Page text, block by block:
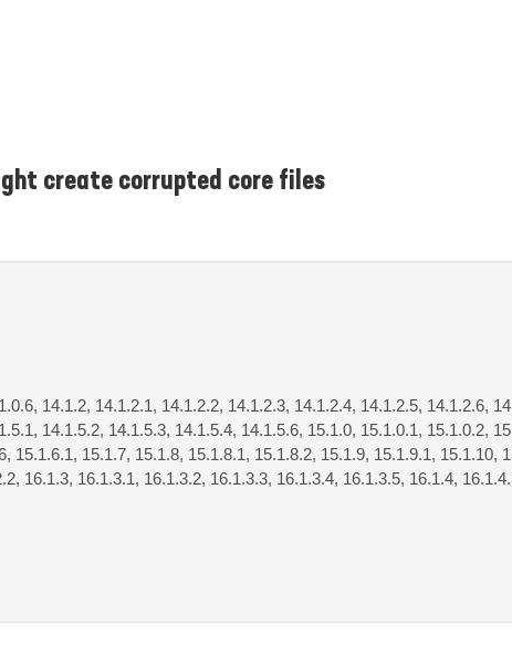
create corrupted core files
14.1.2, 14.1.2.1, 14.1.2.2, 14.1.2.3, 14.1.2.4, 14.1.2.5, 14.1.2.6,
14.1.5.2, 14.1.5.3, 14.1.5.4, 14.1.5.6, 15.1.0, 15.1.0.1, 15.1.0.2,
15.1.6.1, 15.1.7, 15.1.8, 15.1.8.1, 15.1.8.2, 15.1.9, 15.1.9.1, 15.1.10,
16.1.3, 16.1.3.1, 16.1.3.2, 16.1.3.3, 16.1.3.4, 16.1.3.5, 16.1.4,